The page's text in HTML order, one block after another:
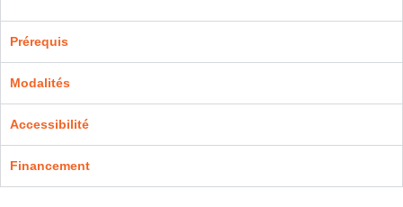
Prérequis
Modalités
Accessibilité
Financement